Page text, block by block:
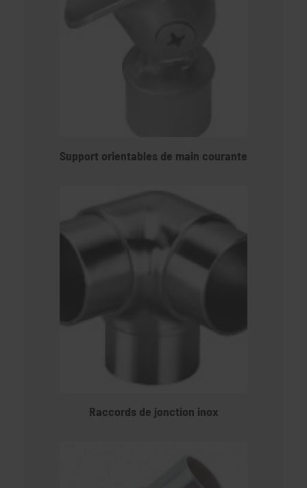
Support orientables de main courante
Raccords de jonction inox